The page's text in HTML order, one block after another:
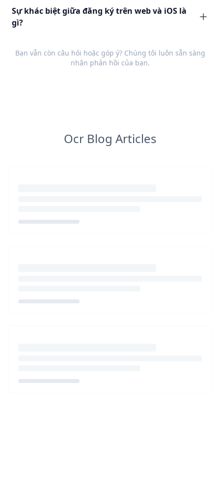
Sự khác biệt giữa đăng ký trên web và iOS là
gì?
Bạn vẫn còn câu hỏi hoặc góp ý? Chúng tôi luôn sẵn sàng
nhận phản hồi của bạn.
Ocr Blog Articles